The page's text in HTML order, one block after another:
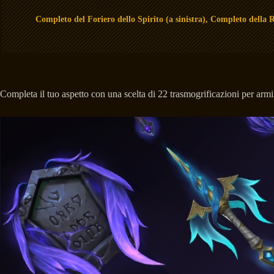
Completo del Foriero dello Spirito (a sinistra), Completo della
Completa il tuo aspetto con una scelta di 22 trasmogrificazioni per